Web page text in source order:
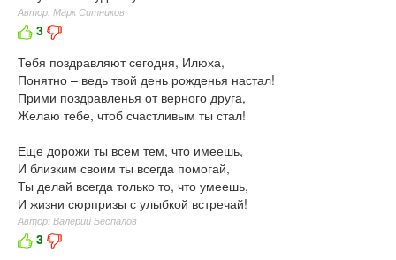
Автор: Марк Ситников
3
Тебя поздравляют сегодня, Илюха,
Понятно – ведь твой день рожденья настал!
Прими поздравленья от верного друга,
Желаю тебе, чтоб счастливым ты стал!
Еще дорожи ты всем тем, что имеешь,
И близким своим ты всегда помогай,
Ты делай всегда только то, что умеешь,
И жизни сюрпризы с улыбкой встречай!
Автор: Валерий Беспалов
3